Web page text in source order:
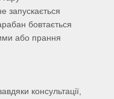
запускається
бовтається
або прання
консультації,